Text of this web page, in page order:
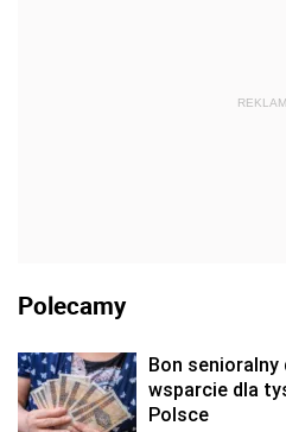
Polecamy
Bon
wsparcie dla
Polsce